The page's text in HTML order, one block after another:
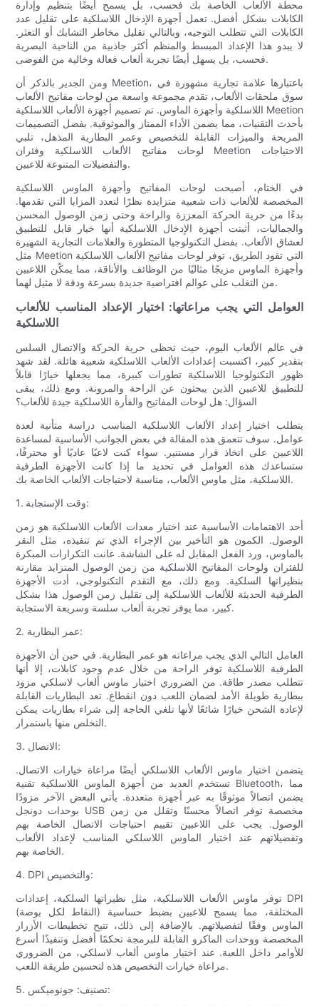
محطة الألعاب الخاصة بك فحسب، بل يسمح أيضًا بتنظيم وإدارة
الكابلات بشكل أفضل. تعمل أجهزة الإدخال اللاسلكية على تقليل عدد
الكابلات التي تتطلب التوجيه، وبالتالي تقليل مخاطر التشابك أو التعثر.
لا يبدو هذا الإعداد المبسط والمنظم أكثر جاذبية من الناحية البصرية
فحسب، بل يسهل أيضًا تجربة ألعاب فعالة وخالية من الفوضى.
ومن الجدير بالذكر أن Meetion، باعتبارها علامة تجارية مشهورة في
سوق ملحقات الألعاب، تقدم مجموعة واسعة من لوحات مفاتيح الألعاب
اللاسلكية وأجهزة الماوس. تم تصميم أجهزة الألعاب اللاسلكية Meetion
بأحدث التقنيات، مما يضمن الأداء الممتاز والموثوقية. بفضل التصميمات
المريحة والميزات القابلة للتخصيص وعمر البطارية المذهل، تلبي
لوحات مفاتيح الألعاب اللاسلكية وفئران Meetion الاحتياجات
والتفضيلات المتنوعة للاعبين.
في الختام، أصبحت لوحات المفاتيح وأجهزة الماوس اللاسلكية
المخصصة للألعاب ذات شعبية متزايدة نظرًا لتعدد المزايا التي تقدمها.
بدءًا من حرية الحركة المعززة والراحة وحتى زمن الوصول المحسن
والجماليات، أثبتت أجهزة الإدخال اللاسلكية أنها خيار قابل للتطبيق
لعشاق الألعاب. بفضل التكنولوجيا المتطورة والعلامات التجارية الشهيرة
مثل Meetion التي تقود الطريق، توفر لوحات مفاتيح الألعاب اللاسلكية
وأجهزة الماوس مزيجًا مثاليًا من الوظائف والأناقة، مما يمكّن اللاعبين
من التغلب على عوالم افتراضية جديدة بسرعة ودقة لا مثيل لهما.
العوامل التي يجب مراعاتها: اختيار الإعداد المناسب للألعاب
اللاسلكية
في عالم الألعاب اليوم، حيث تحظى حرية الحركة والاتصال السلس
بتقدير كبير، اكتسبت إعدادات الألعاب اللاسلكية شعبية هائلة. لقد شهد
ظهور التكنولوجيا اللاسلكية تطورات كبيرة، مما يجعلها خيارًا قابلاً
للتطبيق للاعبين الذين يبحثون عن الراحة والمرونة. ومع ذلك، يبقى
السؤال: هل لوحات المفاتيح والفأرة اللاسلكية جيدة للألعاب؟
يتطلب اختيار إعداد الألعاب اللاسلكية المناسب دراسة متأنية لعدة
عوامل. سوف تتعمق هذه المقالة في بعض الجوانب الأساسية لمساعدة
اللاعبين على اتخاذ قرار مستنير. سواء كنت لاعبًا عاديًا أو محترفًا،
ستساعدك هذه العوامل في تحديد ما إذا كانت الأجهزة الطرفية
اللاسلكية، مثل ماوس الألعاب، مناسبة لاحتياجات الألعاب الخاصة بك.
1. وقت الإستجابة:
أحد الاهتمامات الأساسية عند اختيار معدات الألعاب اللاسلكية هو زمن
الوصول. الكمون هو التأخير بين الإجراء الذي تم تنفيذه، مثل النقر
بالماوس، ورد الفعل المقابل له على الشاشة. عانت التكرارات المبكرة
للفئران ولوحات المفاتيح اللاسلكية من زمن الوصول المتزايد مقارنة
بنظيراتها السلكية. ومع ذلك، مع التقدم التكنولوجي، أدت الأجهزة
الطرفية الحديثة للألعاب اللاسلكية إلى تقليل زمن الوصول هذا بشكل
كبير، مما يوفر تجربة ألعاب سلسة وسريعة الاستجابة.
2. عمر البطارية:
العامل التالي الذي يجب مراعاته هو عمر البطارية. في حين أن الأجهزة
الطرفية اللاسلكية توفر الراحة من خلال عدم وجود كابلات، إلا أنها
تتطلب مصدر طاقة. من الضروري اختيار ماوس ألعاب لاسلكي مزود
ببطارية طويلة الأمد لضمان اللعب دون انقطاع. تعد البطاريات القابلة
لإعادة الشحن خيارًا شائعًا لأنها تلغي الحاجة إلى شراء بطاريات يمكن
التخلص منها باستمرار.
3. الاتصال:
يتضمن اختيار ماوس الألعاب اللاسلكي أيضًا مراعاة خيارات الاتصال.
تستخدم العديد من أجهزة الماوس اللاسلكية تقنية Bluetooth، مما
يضمن اتصالاً موثوقًا به عبر أجهزة متعددة. يأتي البعض الآخر مزودًا
بوحدات دونجل USB مخصصة توفر اتصالاً محسنًا وتقلل من زمن
الوصول. يجب على اللاعبين تقييم احتياجات الاتصال الخاصة بهم
وتفضيلاتهم عند اختيار الماوس اللاسلكي المناسب لإعداد الألعاب
الخاصة بهم.
4. DPI والتخصيص:
توفر ماوس الألعاب اللاسلكية، مثل نظيراتها السلكية، إعدادات DPI
(النقاط لكل بوصة) المختلفة، مما يسمح للاعبين بضبط حساسية
الماوس وفقًا لتفضيلاتهم. بالإضافة إلى ذلك، تتيح تخطيطات الأزرار
المخصصة ووحدات الماكرو القابلة للبرمجة تحكمًا أفضل وتنفيذًا أسرع
للأوامر داخل اللعبة. عند اختيار ماوس ألعاب لاسلكي، من الضروري
مراعاة خيارات التخصيص هذه لتحسين طريقة اللعب.
5. تصنيف: جونوميكس: